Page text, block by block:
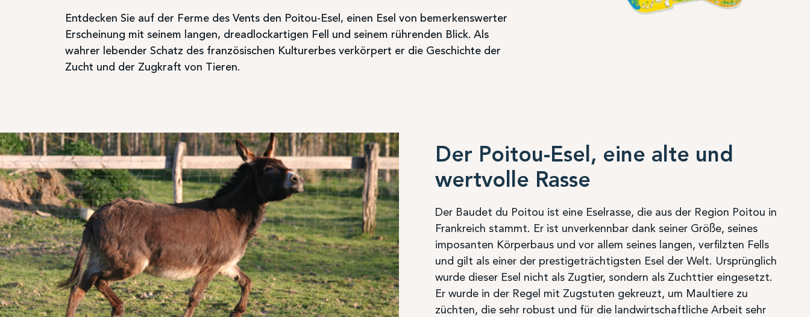
Entdecken Sie auf der Ferme des Vents den Poitou-Esel, einen Esel von bemerkenswerter
Erscheinung mit seinem langen, dreadlockartigen Fell und seinem rührenden Blick. Als
wahrer lebender Schatz des französischen Kulturerbes verkörpert er die Geschichte der
Zucht und der Zugkraft von Tieren.
Der Poitou-Esel, eine alte und
wertvolle Rasse
Der Baudet du Poitou ist eine Eselrasse, die aus der Region Poitou in
Frankreich stammt. Er ist unverkennbar dank seiner Größe, seines
imposanten Körperbaus und vor allem seines langen, verfilzten Fells
und gilt als einer der prestigeträchtigsten Esel der Welt. Ursprünglich
wurde dieser Esel nicht als Zugtier, sondern als Zuchttier eingesetzt.
Er wurde in der Regel mit Zugstuten gekreuzt, um Maultiere zu
züchten, die sehr robust und für die landwirtschaftliche Arbeit sehr